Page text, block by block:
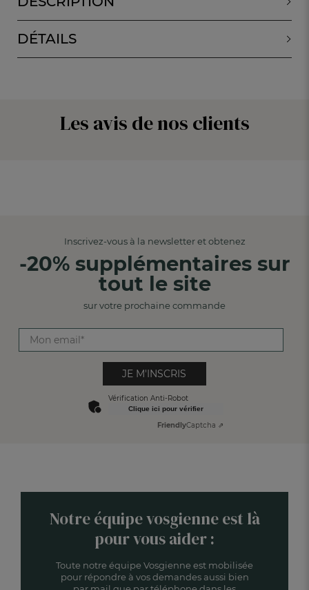
DÉTAILS
Les avis de nos clients
Inscrivez-vous à la newsletter et obtenez
-20% supplémentaires sur
tout le site
sur votre prochaine commande
JE M'INSCRIS
Vérification Anti-Robot
Clique ici pour vérifier
FriendlyCaptcha ⇗
Notre équipe vosgienne est là
pour vous aider :
Toute notre équipe Vosgienne est mobilisée
pour répondre à vos demandes aussi bien